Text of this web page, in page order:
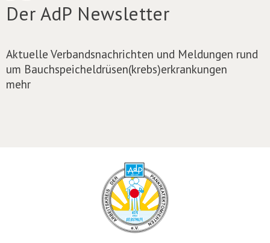
Der AdP Newsletter
Aktuelle Verbandsnachrichten und Meldungen rund
um Bauchspeicheldrüsen(krebs)erkrankungen
mehr